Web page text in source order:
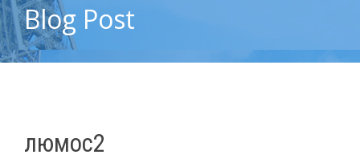
Blog Post
люмос2